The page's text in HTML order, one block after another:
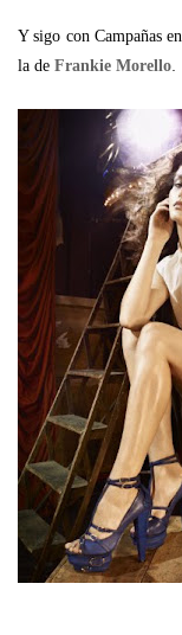
Y sigo con Campañas
la de Frankie Morello.